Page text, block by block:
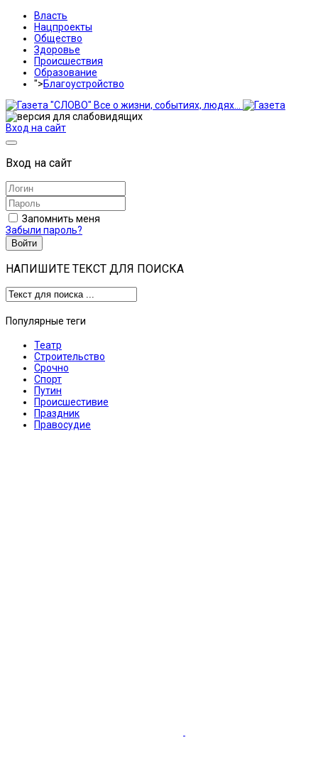
Власть
Нацпроекты
Общество
Здоровье
Происшествия
Образование
">Благоустройство
Вход на сайт
Вход на сайт
Запомнить меня
Забыли пароль?
Войти
НАПИШИТЕ ТЕКСТ ДЛЯ ПОИСКА
Популярные теги
Театр
Строительство
Срочно
Спорт
Путин
Происшестивие
Праздник
Правосудие